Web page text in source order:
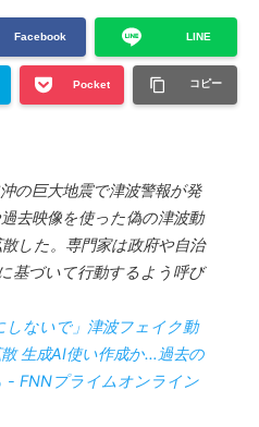
Facebook LINE
Pocket コピー
の巨大地震で津波警報が発
去映像を使った偽の津波動
した。専門家は政府や自治
基づいて行動するよう呼び
しないで」津波フェイク動
生成AI使い作成か…過去の
- FNNプライムオンライン